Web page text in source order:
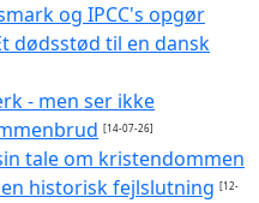
og IPCC's opgør
dødsstød til en dansk
- men ser ikke
[14-07-26]
tale om kristendommen
historisk fejlslutning [12-